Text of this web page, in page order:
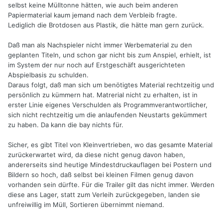
selbst keine Mülltonne hätten, wie auch beim anderen
Papiermaterial kaum jemand nach dem Verbleib fragte.
Lediglich die Brotdosen aus Plastik, die hätte man gern zurück.
Daß man als Nachspieler nicht immer Werbematerial zu den
geplanten Titeln, und schon gar nicht bis zum Anspiel, erhielt, ist
im System der nur noch auf Erstgeschäft ausgerichteten
Abspielbasis zu schulden.
Daraus folgt, daß man sich um benötigtes Material rechtzeitig und
persönlich zu kümmern hat. Matrerial nicht zu erhalten, ist in
erster Linie eigenes Verschulden als Programmverantwortlicher,
sich nicht rechtzeitig um die anlaufenden Neustarts gekümmert
zu haben. Da kann die bay nichts für.
Sicher, es gibt Titel von Kleinvertrieben, wo das gesamte Material
zurückerwartet wird, da diese nicht genug davon haben,
andererseits sind heutige Mindestdruckauflagen bei Postern und
Bildern so hoch, daß selbst bei kleinen Filmen genug davon
vorhanden sein dürfte. Für die Trailer gilt das nicht immer. Werden
diese ans Lager, statt zum Verleih zurückgegeben, landen sie
unfreiwillig im Müll, Sortieren übernimmt niemand.